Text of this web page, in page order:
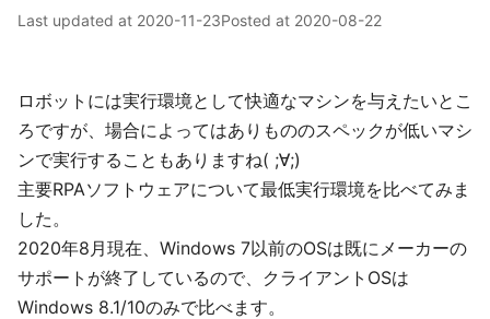
Last updated at 2020-11-23Posted at 2020-08-22
ロボットには実行環境として快適なマシンを与えたいとこ
ろですが、場合によってはありもののスペックが低いマシ
ンで実行することもありますね( ;∀;)
主要RPAソフトウェアについて最低実行環境を比べてみま
した。
2020年8月現在、Windows 7以前のOSは既にメーカーの
サポートが終了しているので、クライアントOSは
Windows 8.1/10のみで比べます。